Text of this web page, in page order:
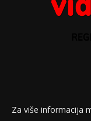
Za više informacija